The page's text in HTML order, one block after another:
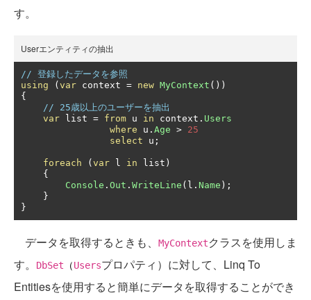
す。
Userエンティティの抽出
// 登録したデータを参照
using
( var context = new MyContext ())
{
// 25歳以上のユーザーを抽出
var list = from u in context . Users
where u . Age > 25
select u ;
foreach ( var l in list )
{
Console . Out . WriteLine ( l . Name );
}
}
データを取得するときも、 MyContextクラスを使用しま
す。
DbSet （Usersプロパティ）に対して、Linq To
Entitiesを使用すると簡単にデータを取得することができ